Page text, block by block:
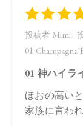
ク花エキス、ラ
ンジクアオイ油
ステアリン酸、
ポリグリセリル
Ｇ、ペンタヒド
ジパルミチン酸
ン、ステアリン
イ酸（Ｃａ／Ａ